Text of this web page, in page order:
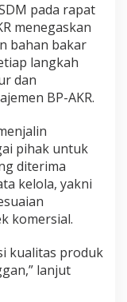
pada rapat
menegaskan
bahan bakar
langkah
dan
BP-AKR.
pihak untuk
diterima
kelola, yakni
komersial.
kualitas produk
lanjut